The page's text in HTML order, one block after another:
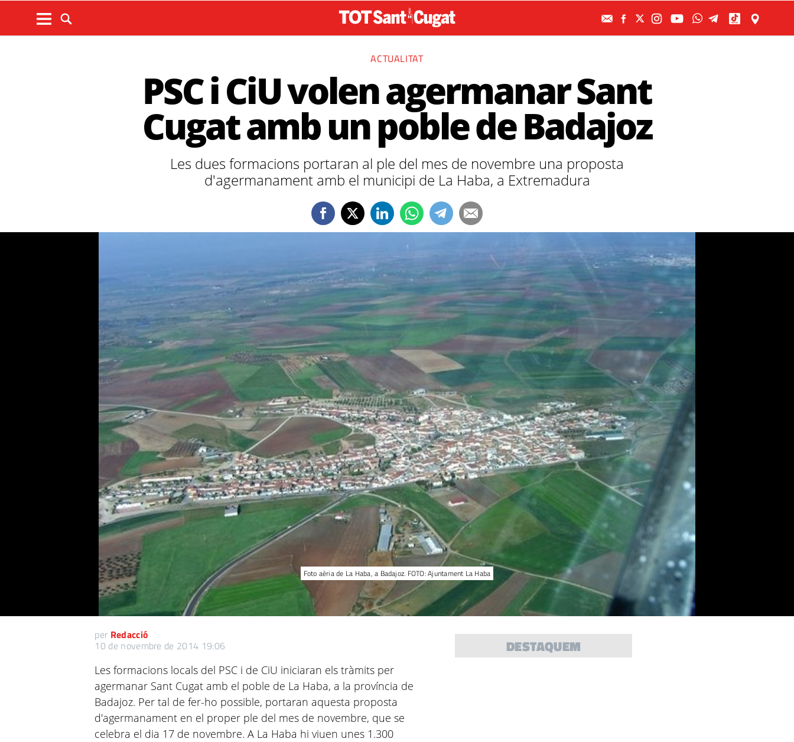
ACTUALITAT
PSC i CiU volen agermanar Sant
Cugat amb un poble de Badajoz
Les dues formacions portaran al ple del mes de novembre una proposta
d'agermanament amb el municipi de La Haba, a Extremadura
Foto aèria de La Haba, a Badajoz. FOTO: Ajuntament La Haba
per Redacció
10 de novembre de 2014 19:06
Les formacions locals del PSC i de CiU iniciaran els tràmits per
agermanar Sant Cugat amb el poble de La Haba, a la província de
Badajoz. Per tal de fer-ho possible, portaran aquesta proposta
d'agermanament en el proper ple del mes de novembre, que se
celebra el dia 17 de novembre. A La Haba hi viuen unes 1.300
DESTAQUEM